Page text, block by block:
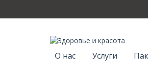
О нас Услуги